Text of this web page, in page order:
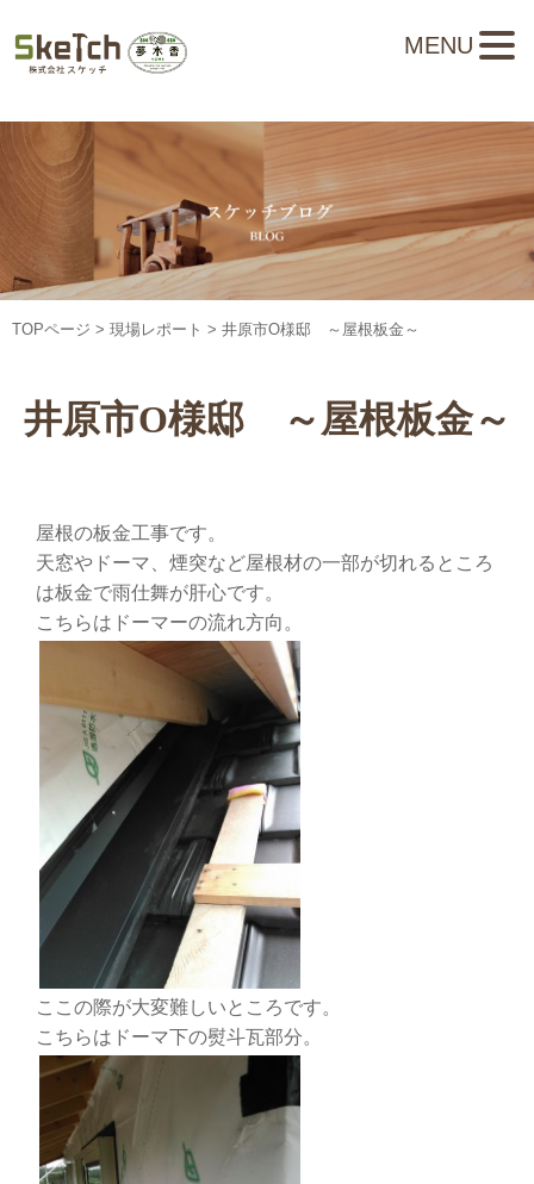
TOPページ > 現場レポート > 井原市O様邸 ～屋根板金～
井原市O様邸 ～屋根板金～
屋根の板金工事です。
天窓やドーマ、煙突など屋根材の一部が切れるところ
は板金で雨仕舞が肝心です。
こちらはドーマーの流れ方向。
ここの際が大変難しいところです。
こちらはドーマ下の熨斗瓦部分。
MENU